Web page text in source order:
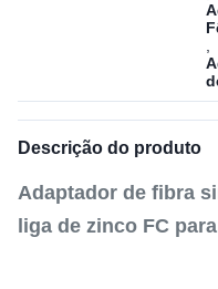
Descrição do produto
Adaptador de fibra
liga de zinco FC